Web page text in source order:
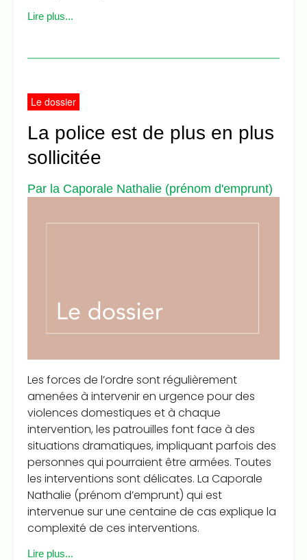
Lire plus...
Le dossier
La police est de plus en plus
sollicitée
Par la Caporale Nathalie (prénom d'emprunt)
Les forces de l’ordre sont régulièrement
amenées à intervenir en urgence pour des
violences domestiques et à chaque
intervention, les patrouilles font face à des
situations dramatiques, impliquant parfois des
personnes qui pourraient être armées. Toutes
les interventions sont délicates. La Caporale
Nathalie (prénom d’emprunt) qui est
intervenue sur une centaine de cas explique la
complexité de ces interventions.
Lire plus...